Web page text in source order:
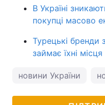
В Україні
покупці масово
Турецькі бренди
займає їхні
новини України